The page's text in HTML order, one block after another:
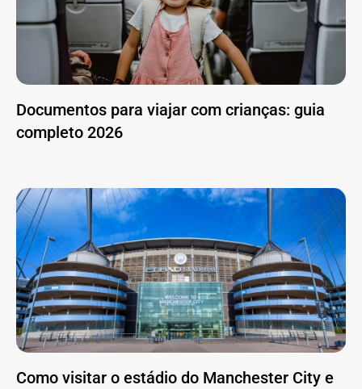
Documentos para viajar com crianças: guia
completo 2026
Como visitar o estádio do Manchester City e